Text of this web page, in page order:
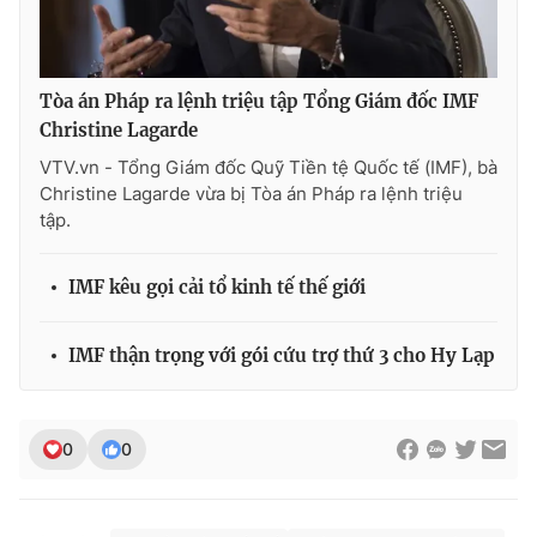
THỜI BÁO VTV
Theo dõi báo trên
Cơ quan chủ quản:Đài Truyền hình Việt Nam
Giấy phép hoạt động báo in và báo điện tử số 483/GP-BTTTT
Tổng Biên tập:
Phó Tổng Biên tập:
Nguyễn Thị Mỹ Hạnh, Phạm Quốc Thắng,
Tòa án Pháp ra lệnh triệu tập Tổng Giám đốc IMF
Christine Lagarde
VTV.vn - Tổng Giám đốc Quỹ Tiền tệ Quốc tế (IMF), bà
Christine Lagarde vừa bị Tòa án Pháp ra lệnh triệu
tập.
IMF kêu gọi cải tổ kinh tế thế giới
IMF thận trọng với gói cứu trợ thứ 3 cho Hy Lạp
0 0